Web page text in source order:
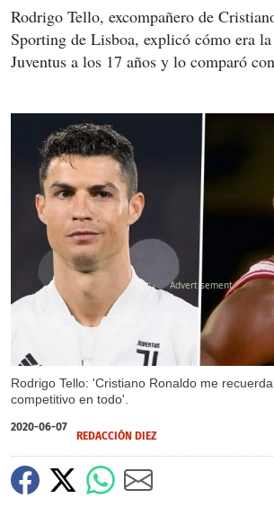
Rodrigo Tello, excompañero de
Sporting de Lisboa, explicó cómo era
Juventus a los 17 años y lo comparó
Rodrigo Tello: 'Cristiano Ronaldo me
competitivo en todo'.
2020-06-07
REDACCIÓN DIEZ